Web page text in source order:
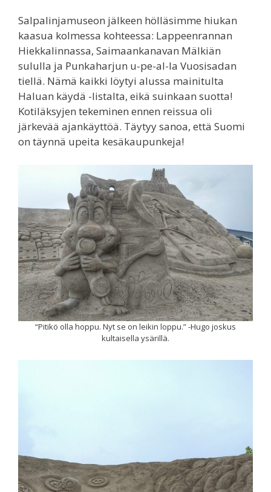
Salpalinjamuseon jälkeen hölläsimme hiukan
kaasua kolmessa kohteessa: Lappeenrannan
Hiekkalinnassa, Saimaankanavan Mälkiän
sululla ja Punkaharjun u-pe-al-la Vuosisadan
tiellä. Nämä kaikki löytyi alussa mainitulta
Haluan käydä -listalta, eikä suinkaan suotta!
Kotiläksyjen tekeminen ennen reissua oli
järkevää ajankäyttöä. Täytyy sanoa, että Suomi
on täynnä upeita kesäkaupunkeja!
“Pitikö olla hoppu. Nyt se on leikin loppu.” -Hugo joskus
kultaisella ysärillä.